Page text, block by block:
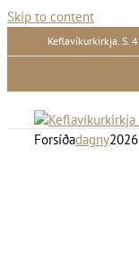
Skip to content
Keflavíkurkirkja. S.
Forsíðadagny